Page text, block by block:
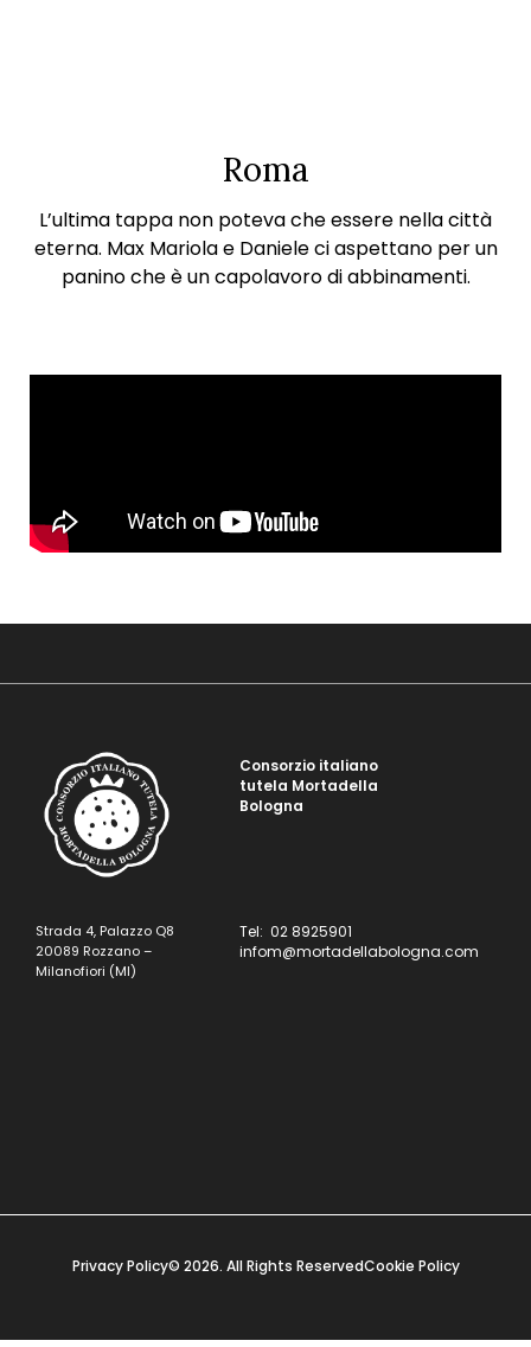
Roma
L’ultima tappa non poteva che essere nella città
eterna. Max Mariola e Daniele ci aspettano per un
panino che è un capolavoro di abbinamenti.
Consorzio italiano
tutela Mortadella
Bologna
Strada 4, Palazzo Q8
20089 Rozzano –
Milanofiori (MI)
Tel: 02 8925901
infom@mortadellabologna.com
Privacy Policy© 2026. All Rights ReservedCookie Policy